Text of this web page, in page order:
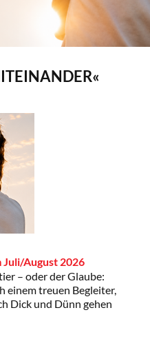
August 2026
– oder der Glaube:
einem treuen Begleiter,
Dick und Dünn gehen